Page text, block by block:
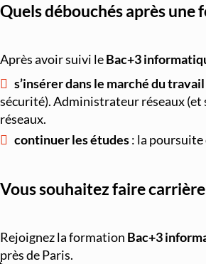
Quels débouchés après une
Après avoir suivi leBac+3
s’insérer dans le marché du travail
sécurité). Administrateur réseaux
réseaux.
continuer les études: la
Vous souhaitez faire
Rejoignez la formation Bac+3
près de Paris.